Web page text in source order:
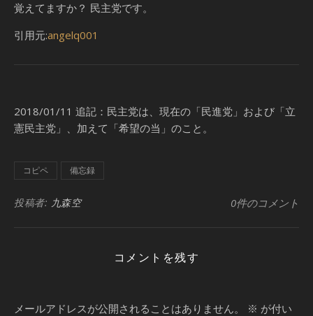
覚えてますか？ 民主党です。
引用元:angelq001
2018/01/11 追記：民主党は、現在の「民進党」および「立
憲民主党」、加えて「希望の当」のこと。
コピペ 備忘録
投稿者: 九森空 0件のコメント
コメントを残す
メールアドレスが公開されることはありません。 ※ が付い